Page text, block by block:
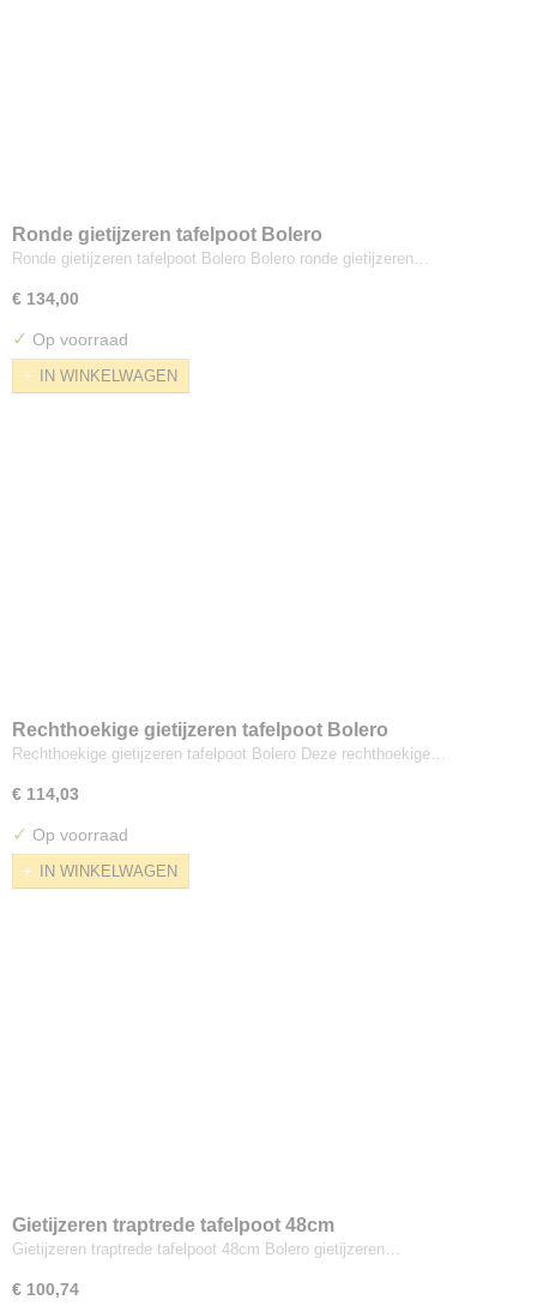
Ronde gietijzeren tafelpoot Bolero
Ronde gietijzeren tafelpoot Bolero Bolero ronde gietijzeren…
€ 134,00
✓ Op voorraad
IN WINKELWAGEN
Rechthoekige gietijzeren tafelpoot Bolero
Rechthoekige gietijzeren tafelpoot Bolero Deze rechthoekige…
€ 114,03
✓ Op voorraad
IN WINKELWAGEN
Gietijzeren traptrede tafelpoot 48cm
Gietijzeren traptrede tafelpoot 48cm Bolero gietijzeren…
€ 100,74